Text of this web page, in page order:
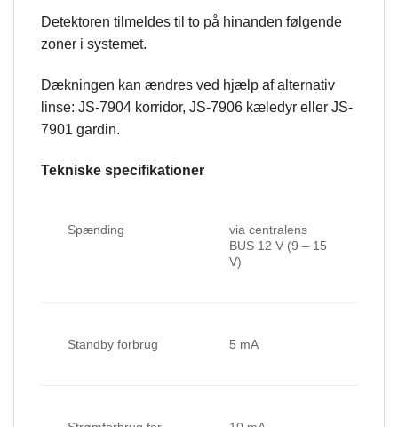
Detektoren tilmeldes til to på hinanden følgende
zoner i systemet.
Dækningen kan ændres ved hjælp af alternativ
linse: JS-7904 korridor, JS-7906 kæledyr eller JS-
7901 gardin.
Tekniske specifikationer
Spænding
via centralens
BUS 12 V (9 – 15
V)
Standby forbrug 5 mA